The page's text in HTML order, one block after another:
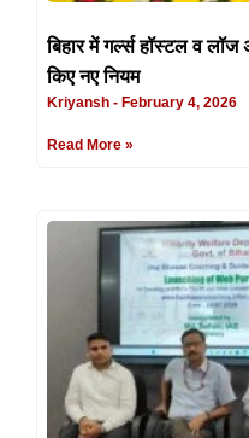
बिहार में गर्ल्स हॉस्टल व
किए नए नियम
Kriyansh February 4, 2026
Read More »